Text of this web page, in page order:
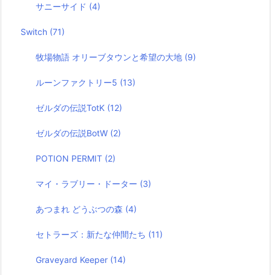
サニーサイド (4)
Switch (71)
牧場物語 オリーブタウンと希望の大地 (9)
ルーンファクトリー5 (13)
ゼルダの伝説TotK (12)
ゼルダの伝説BotW (2)
POTION PERMIT (2)
マイ・ラブリー・ドーター (3)
あつまれ どうぶつの森 (4)
セトラーズ：新たな仲間たち (11)
Graveyard Keeper (14)